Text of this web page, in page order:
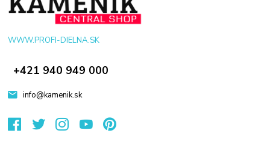
WWW.PROFI-DIELNA.SK
+421 940 949 000
info@kamenik.sk